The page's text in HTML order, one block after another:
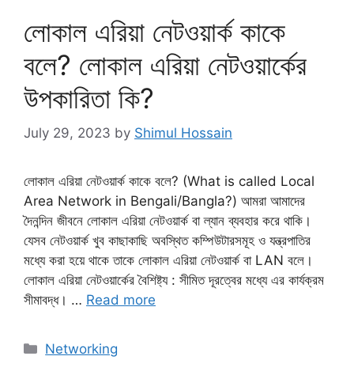
লোকাল এরিয়া নেটওয়ার্ক কাকে
বলে? লোকাল এরিয়া নেটওয়ার্কের
উপকারিতা কি?
July 29, 2023 by Shimul Hossain
লোকাল এরিয়া নেটওয়ার্ক কাকে বলে? (What is called Local
Area Network in Bengali/Bangla?) আমরা আমাদের
দৈনন্দিন জীবনে লোকাল এরিয়া নেটওয়ার্ক বা ল্যান ব্যবহার করে থাকি।
যেসব নেটওয়ার্ক খুব কাছাকাছি অবস্থিত কম্পিউটারসমূহ ও যন্ত্রপাতির
মধ্যে করা হয়ে থাকে তাকে লোকাল এরিয়া নেটওয়ার্ক বা LAN বলে।
লোকাল এরিয়া নেটওয়ার্কের বৈশিষ্ট্য : সীমিত দূরত্বের মধ্যে এর কার্যক্রম
সীমাবদ্ধ। … Read more
Categories
Networking